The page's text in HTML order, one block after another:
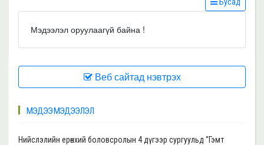
Мэдээлэл оруулаагүй байна !
Веб сайтад нэвтрэх
МЭДЭЭ МЭДЭЭЛЭЛ
Нийслэлийн ерөнхий боловсролын 4 дүгээр сургуульд “Гэмт